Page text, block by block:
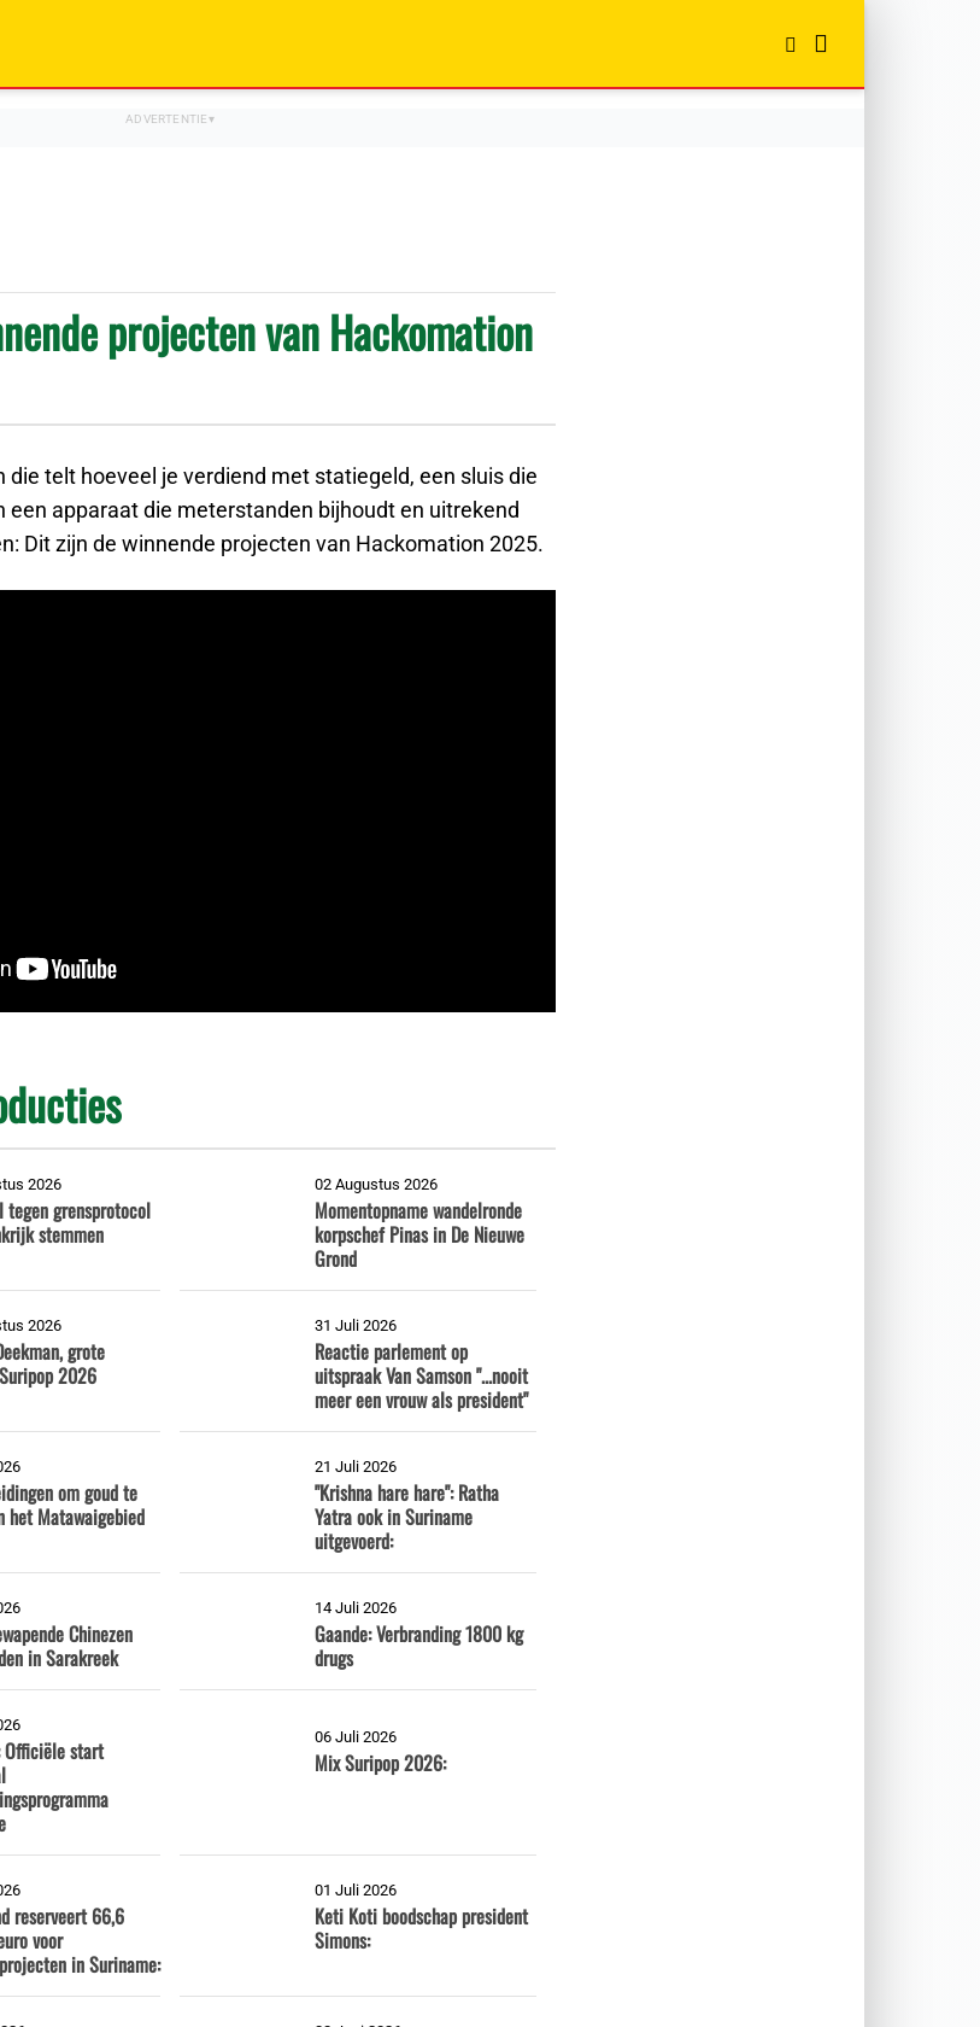
projecten van Hackomation
die telt hoeveel je verdiend met statiegeld, een sluis die
een apparaat die meterstanden bijhoudt en uitrekend
Dit zijn de winnende projecten van Hackomation 2025.
2026
tegen grensprotocol
stemmen
02 Augustus 2026
Momentopname wandelronde
korpschef Pinas in De Nieuwe
Grond
2026
grote
2026
31 Juli 2026
Reactie parlement op
uitspraak Van Samson "...nooit
meer een vrouw als president"
om goud te
het Matawaigebied
21 Juli 2026
"Krishna hare hare": Ratha
Yatra ook in Suriname
uitgevoerd:
Chinezen
in Sarakreek
14 Juli 2026
Gaande: Verbranding 1800 kg
drugs
Officiële start
06 Juli 2026
Mix Suripop 2026:
reserveert 66,6
voor
in Suriname:
01 Juli 2026
Keti Koti boodschap president
Simons: